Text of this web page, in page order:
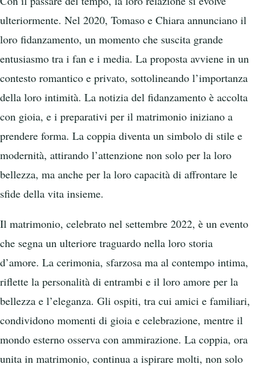
ulteriormente. Nel 2020, Tomaso e Chiara annunciano il
loro fidanzamento, un momento che suscita grande
entusiasmo tra i fan e i media. La proposta avviene in un
contesto romantico e privato, sottolineando l’importanza
della loro intimità. La notizia del fidanzamento è accolta
con gioia, e i preparativi per il matrimonio iniziano a
prendere forma. La coppia diventa un simbolo di stile e
modernità, attirando l’attenzione non solo per la loro
bellezza, ma anche per la loro capacità di affrontare le
sfide della vita insieme.
Il matrimonio, celebrato nel settembre 2022, è un evento
che segna un ulteriore traguardo nella loro storia
d’amore. La cerimonia, sfarzosa ma al contempo intima,
riflette la personalità di entrambi e il loro amore per la
bellezza e l’eleganza. Gli ospiti, tra cui amici e familiari,
condividono momenti di gioia e celebrazione, mentre il
mondo esterno osserva con ammirazione. La coppia, ora
unita in matrimonio, continua a ispirare molti, non solo